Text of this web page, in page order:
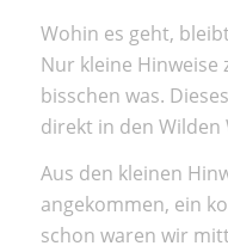
Wohin es geht,
Nur kleine
bisschen was.
direkt in den Wilden
Aus den kleinen
angekommen, ein
schon waren wir